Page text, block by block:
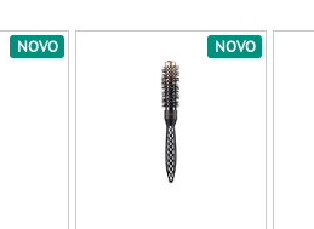
NOVO NOVO